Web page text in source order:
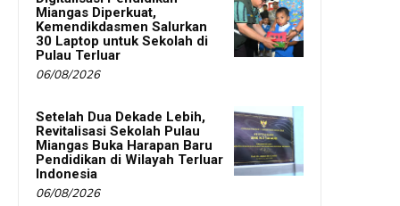
Miangas Diperkuat,
Kemendikdasmen Salurkan
30 Laptop untuk Sekolah di
Pulau Terluar
06/08/2026
Setelah Dua Dekade Lebih,
Revitalisasi Sekolah Pulau
Miangas Buka Harapan Baru
Pendidikan di Wilayah Terluar
Indonesia
06/08/2026